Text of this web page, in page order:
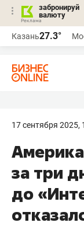
забронируй
валюту
Казань27.3°
17 сентября 2025,
за три
до